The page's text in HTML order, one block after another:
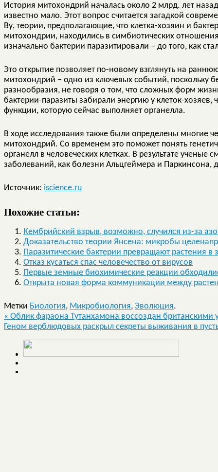
История митохондрий началась около 2 млрд. лет
известно мало. Этот вопрос считается загадкой
Ву, теории, предполагающие, что клетка-хозяин и
митохондрии, находились в симбиотических
изначально бактерии паразитировали – до того, как
Это открытие позволяет по-новому взглянуть на
митохондрий – одно из ключевых событий, поскольку
разнообразия, не говоря о том, что сложных форм
бактерии-паразиты забирали энергию у клеток-
функции, которую сейчас выполняет органелла.
В ходе исследования также были определены многие
митохондрий. Со временем это поможет понять
органелл в человеческих клетках. В результате ученые
заболеваний, как болезни Альцгеймера и Паркинсона,
Источник: iscience.ru
Похожие статьи:
Кембрийский взрыв, возможно, случился из-за
Доказательство теории Янсена: микробы
Паразитические бактерии превращают растения в
Отказ кусаться спас человечество от вирусов
Первые земные биохимические реакции
Открыта новая форма коммуникации между
Метки Биология, Микробиология, Эволюция.
« Облик фараона Тутанхамона воссоздан британскими
Геном верблюдовых раскрыл секреты выживания в